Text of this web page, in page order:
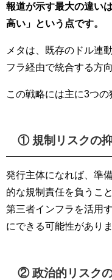
報道が示す最大の違い
高い」という点です。
メタは、既存のドル連
フラ経由で統合する方
この戦略には主に3つの
① 規制リスクの
発行主体になれば、準
的な規制責任を負うこ
第三者インフラを活用
にできる可能性がありま
② 政治的リスク